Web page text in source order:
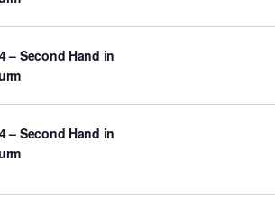
– Second Hand in
– Second Hand in